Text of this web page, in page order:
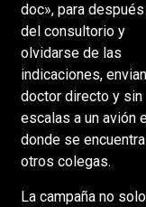
doc», para
del consultorio y
olvidarse de las
indicaciones,
doctor directo y sin
escalas a un avión
donde se
otros colegas.
La campaña no solo